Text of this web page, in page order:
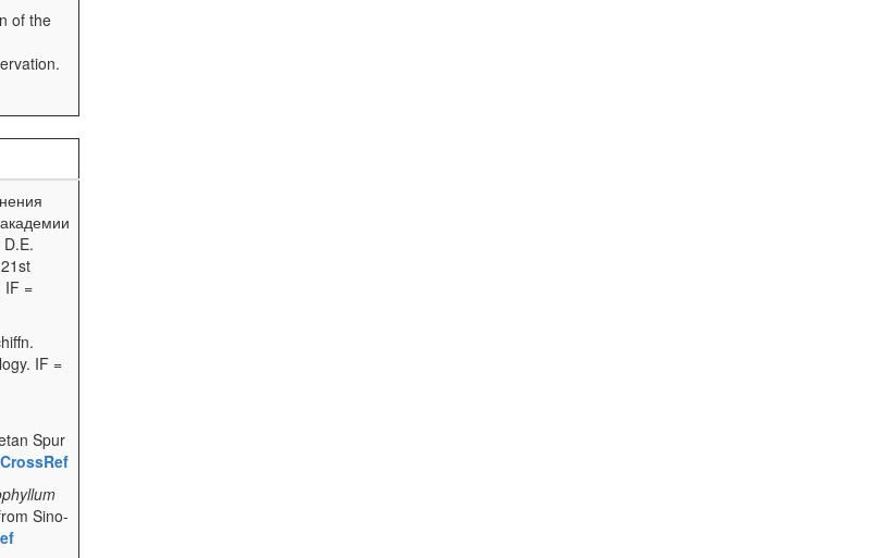
of the
IF =
IF =
Spur
CrossRef
Sino-